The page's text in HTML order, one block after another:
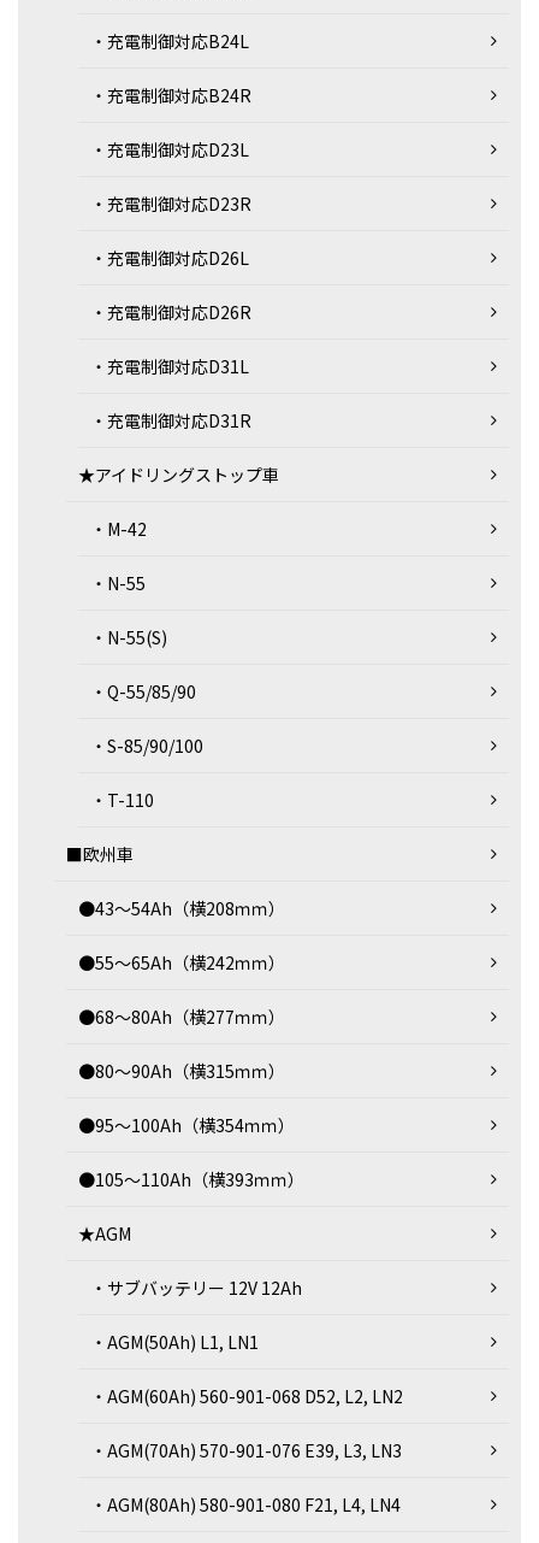
・充電制御対応B24L
・充電制御対応B24R
・充電制御対応D23L
・充電制御対応D23R
・充電制御対応D26L
・充電制御対応D26R
・充電制御対応D31L
・充電制御対応D31R
★アイドリングストップ車
・M-42
・N-55
・N-55(S)
・Q-55/85/90
・S-85/90/100
・T-110
■欧州車
●43～54Ah（横208ｍｍ）
●55～65Ah（横242ｍｍ）
●68～80Ah（横277ｍｍ）
●80～90Ah（横315ｍｍ）
●95～100Ah（横354ｍｍ）
●105～110Ah（横393ｍｍ）
★AGM
・サブバッテリー 12V 12Ah
・AGM(50Ah) L1, LN1
・AGM(60Ah) 560-901-068 D52, L2, LN2
・AGM(70Ah) 570-901-076 E39, L3, LN3
・AGM(80Ah) 580-901-080 F21, L4, LN4